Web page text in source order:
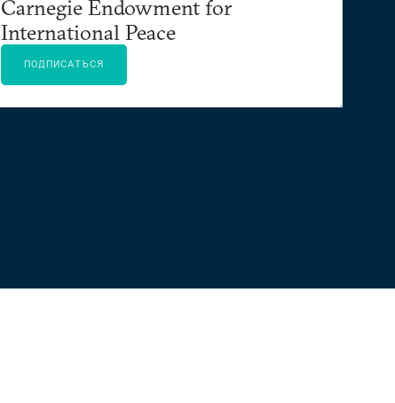
Carnegie Endowment for
International Peace
ПОДПИСАТЬСЯ